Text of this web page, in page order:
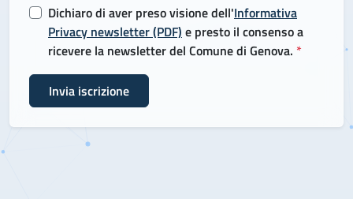
Dichiaro di aver preso visione dell'Informativa
Privacy newsletter (PDF) e presto il consenso a
ricevere la newsletter del Comune di Genova. *
Invia iscrizione